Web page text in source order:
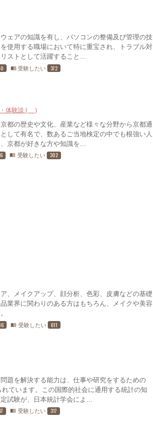
ェアの知識を有し、パソコンの整備及び管理の技
使用する職場において特に重宝され、トラブル対
ストとして活躍すること...
menu_book 受験したい 372
体験談 (3)
都の歴史や文化、産業など様々な分野から京都通
して有名で、数あるご当地検定の中でも根強い人
京都が好きな方や知識を...
menu_book 受験したい 302
、メイクアップ、顔分析、色彩、皮膚などの基礎
業界に関わりのある方はもちろん、メイクや美容
menu_book 受験したい 611
題を解決する能力は、仕事や研究をするための2
ています。この国際的社会に通用する統計の知
試験が、日本統計学会によ...
menu_book 受験したい 317